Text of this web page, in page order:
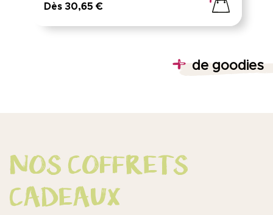
Dès 30,65 €
de goodies
NOS COFFRETS
CADEAUX